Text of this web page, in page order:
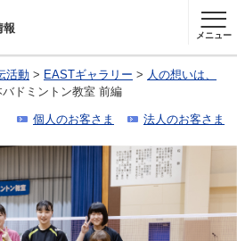
報
メニュー
活動 > EASTギャラリー > 人の想いは、
ドミントン教室 前編
個人のお客さま 法人のお客さま